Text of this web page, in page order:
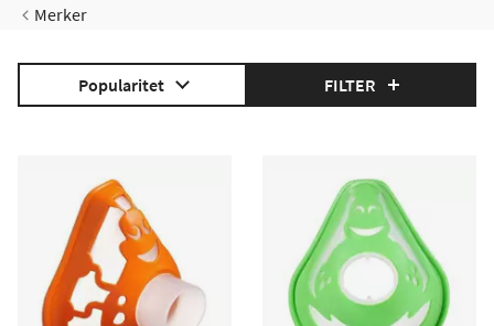
Merker
Popularitet FILTER